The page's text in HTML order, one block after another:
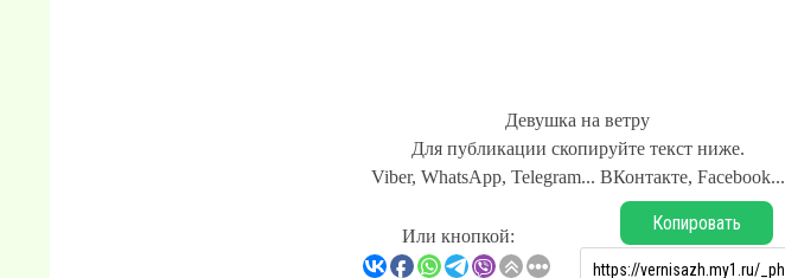
Девушка на ветру
Для публикации скопируйте текст ниже.
Viber, WhatsApp, Telegram... ВКонтакте, Facebook...
Или кнопкой:
Копировать